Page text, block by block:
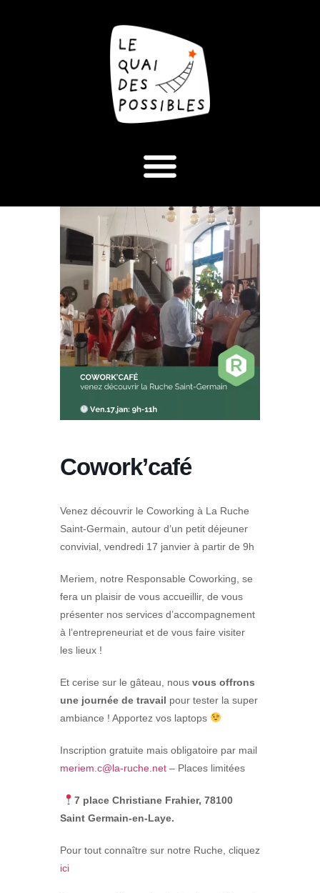
Cowork’café
Venez découvrir le Coworking à La Ruche
Saint-Germain, autour d’un petit déjeuner
convivial, vendredi 17 janvier à partir de 9h
Meriem, notre Responsable Coworking, se
fera un plaisir de vous accueillir, de vous
présenter nos services d’accompagnement
à l’entrepreneuriat et de vous faire visiter
les lieux !
Et cerise sur le gâteau, nous vous offrons
une journée de travail pour tester la super
ambiance ! Apportez vos laptops
Inscription gratuite mais obligatoire par mail
meriem.c@la-ruche.net – Places limitées
7 place Christiane Frahier, 78100
Saint Germain-en-Laye.
Pour tout connaître sur notre Ruche, cliquez
ici